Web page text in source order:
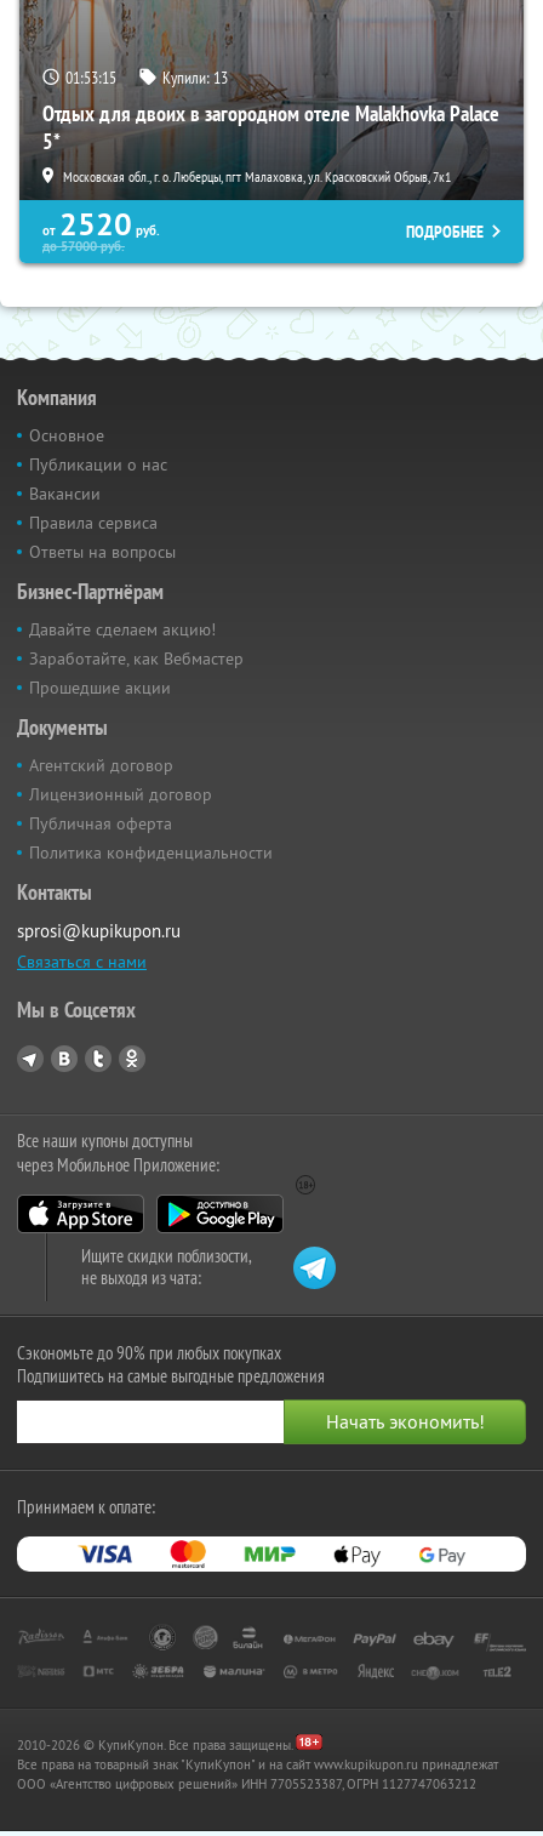
01:53:13 Купили:13
Отдых для двоих в загородном отеле Malakhovka Palace
5*
Московская обл., г. о. Люберцы, пгт Малаховка, ул. Красковский Обрыв, 7к1
от 2520 руб.
до57000руб.
ПОДРОБНЕЕ
Компания
Основное
Публикации о нас
Вакансии
Правила сервиса
Ответы на вопросы
Бизнес-Партнёрам
Давайте сделаем акцию!
Заработайте, как Вебмастер
Прошедшие акции
Документы
Агентский договор
Лицензионный договор
Публичная оферта
Политика конфиденциальности
Контакты
sprosi@kupikupon.ru
Связаться с нами
Мы в Соцсетях
Все наши купоны доступны
через Мобильное Приложение:
Ищите скидки поблизости,
не выходя из чата:
Сэкономьте до 90% при любых покупках
Подпишитесь на самые выгодные предложения
Принимаем к оплате:
2010-2026 © КупиКупон. Все права защищены.
Все права на товарный знак "КупиКупон" и на сайт www.kupikupon.ru принадлежат
OOO «Агентство цифровых решений» ИНН 7705523387, ОГРН 1127747063212